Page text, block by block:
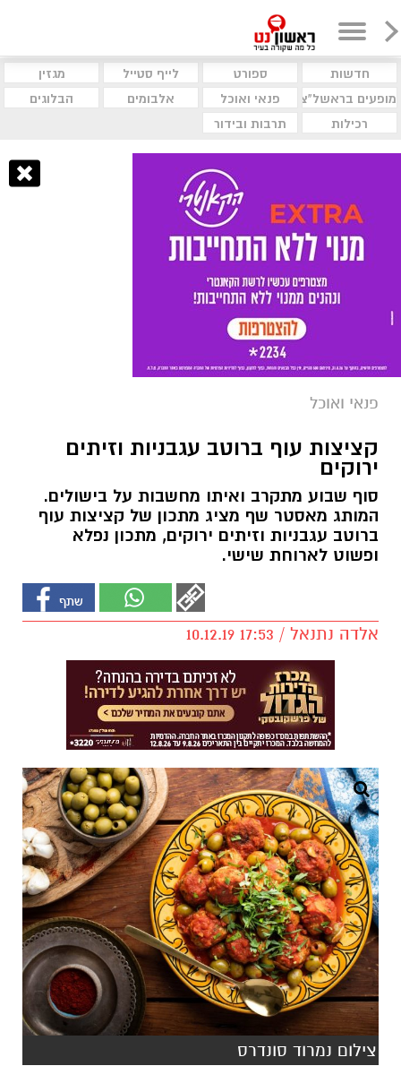
חדשות ספורט לייף סטייל
מגזין
מופעים בראשל"צ
פנאי ואוכל אלבומים
הבלוגים
רכילות
תרבות ובידור
פנאי ואוכל
קציצות עוף ברוטב עגבניות וזיתים
ירוקים
סוף שבוע מתקרב ואיתו מחשבות על בישולים.
המותג מאסטר שף מציג מתכון של קציצות עוף
ברוטב עגבניות וזיתים ירוקים, מתכון נפלא
ופשוט לארוחת שישי.
אלדה נתנאל / 17:53 10.12.19
צילום נמרוד סונדרס